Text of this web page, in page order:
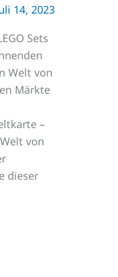
14, 2023
Sets
Welt von
Märkte
–
von
dieser